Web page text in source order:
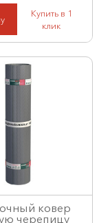
Купить в 1
клик
ковер
черепицу